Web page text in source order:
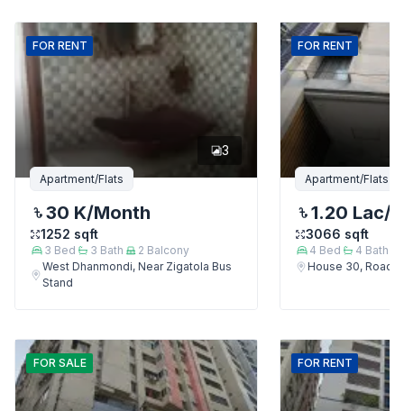
FOR RENT
3
Apartment/Flats
30 K/Month
1252 sqft
3 Bed 3 Bath 2 Balcony
West Dhanmondi, Near Zigatola Bus
Stand
FOR RENT
Apartment/Flats
1.20 Lac/
3066 sqft
4 Bed 4 Bath
House 30, Road
FOR SALE FOR RENT